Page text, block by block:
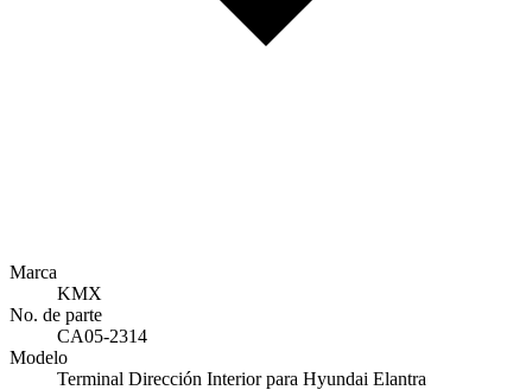
Marca
KMX
No. de parte
CA05-2314
Modelo
Terminal Dirección Interior para Hyundai Elantra